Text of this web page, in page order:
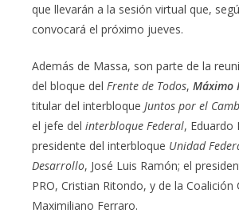
que llevarán a la sesión virtual que,
convocará el próximo jueves.
Además de Massa, son parte de la
del bloque del Frente de Todos, Máximo
titular del interbloque Juntos por el
el jefe del interbloque Federal, Eduardo
presidente del interbloque Unidad
Desarrollo, José Luis Ramón; el
PRO, Cristian Ritondo, y de la Coalición
Maximiliano Ferraro.